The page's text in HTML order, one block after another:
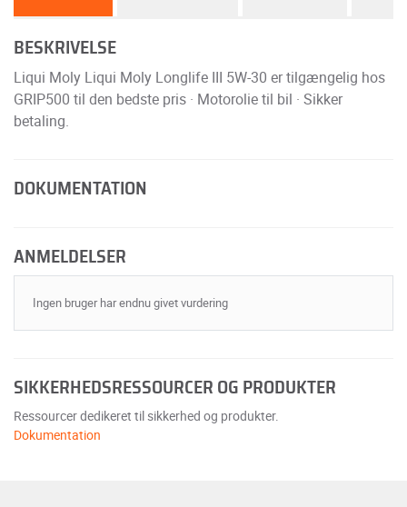
BESKRIVELSE
Liqui Moly Liqui Moly Longlife III 5W-30 er tilgængelig hos
GRIP500 til den bedste pris · Motorolie til bil · Sikker
betaling.
DOKUMENTATION
ANMELDELSER
Ingen bruger har endnu givet vurdering
SIKKERHEDSRESSOURCER OG PRODUKTER
Ressourcer dedikeret til sikkerhed og produkter.
Dokumentation